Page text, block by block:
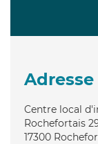
Adresse
Centre local
Rochefortais
17300